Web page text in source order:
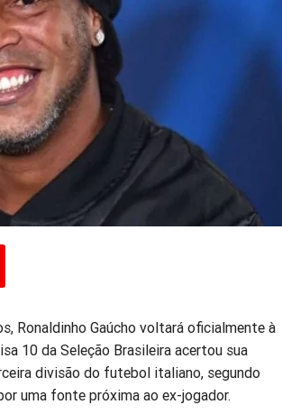
Ronaldinho Gaúcho voltará oficialmente à
10 da Seleção Brasileira acertou sua
divisão do futebol italiano, segundo
uma fonte próxima ao ex-jogador.